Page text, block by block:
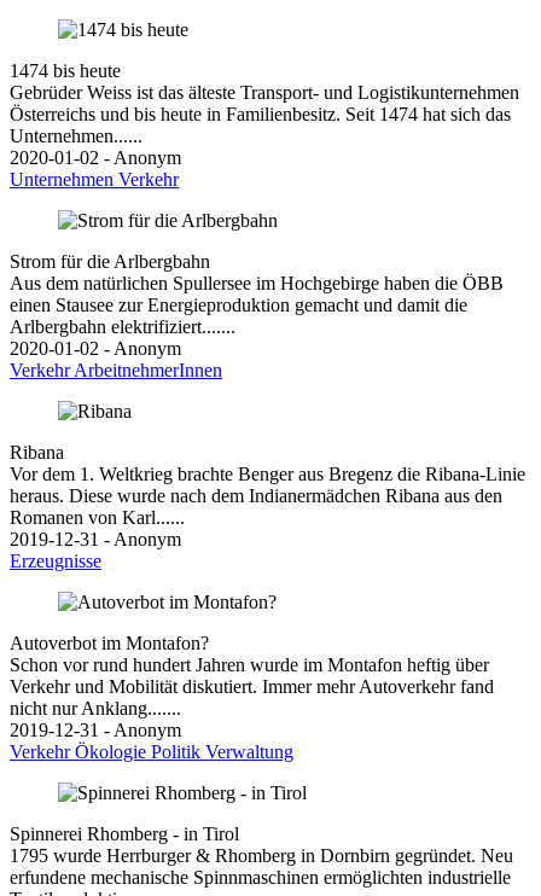
1474 bis heute
Gebrüder Weiss ist das älteste Transport- und Logistikunternehmen
Österreichs und bis heute in Familienbesitz. Seit 1474 hat sich das
Unternehmen......
2020-01-02 - Anonym
Unternehmen Verkehr
Strom für die Arlbergbahn
Aus dem natürlichen Spullersee im Hochgebirge haben die ÖBB
einen Stausee zur Energieproduktion gemacht und damit die
Arlbergbahn elektrifiziert.......
2020-01-02 - Anonym
VerkehrArbeitnehmerInnen
Ribana
Vor dem 1. Weltkrieg brachte Benger aus Bregenz die Ribana-Linie
heraus. Diese wurde nach dem Indianermädchen Ribana aus den
Romanen von Karl......
2019-12-31 - Anonym
Erzeugnisse
Autoverbot im Montafon?
Schon vor rund hundert Jahren wurde im Montafon heftig über
Verkehr und Mobilität diskutiert. Immer mehr Autoverkehr fand
nicht nur Anklang.......
2019-12-31 - Anonym
VerkehrÖkologie Politik Verwaltung
Spinnerei Rhomberg - in Tirol
1795 wurde Herrburger & Rhomberg in Dornbirn gegründet. Neu
erfundene mechanische Spinnmaschinen ermöglichten industrielle